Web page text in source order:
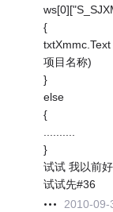
{
项目名称)
}
else
{
..........
}
试试 我以前
试试先#36
2010-09-